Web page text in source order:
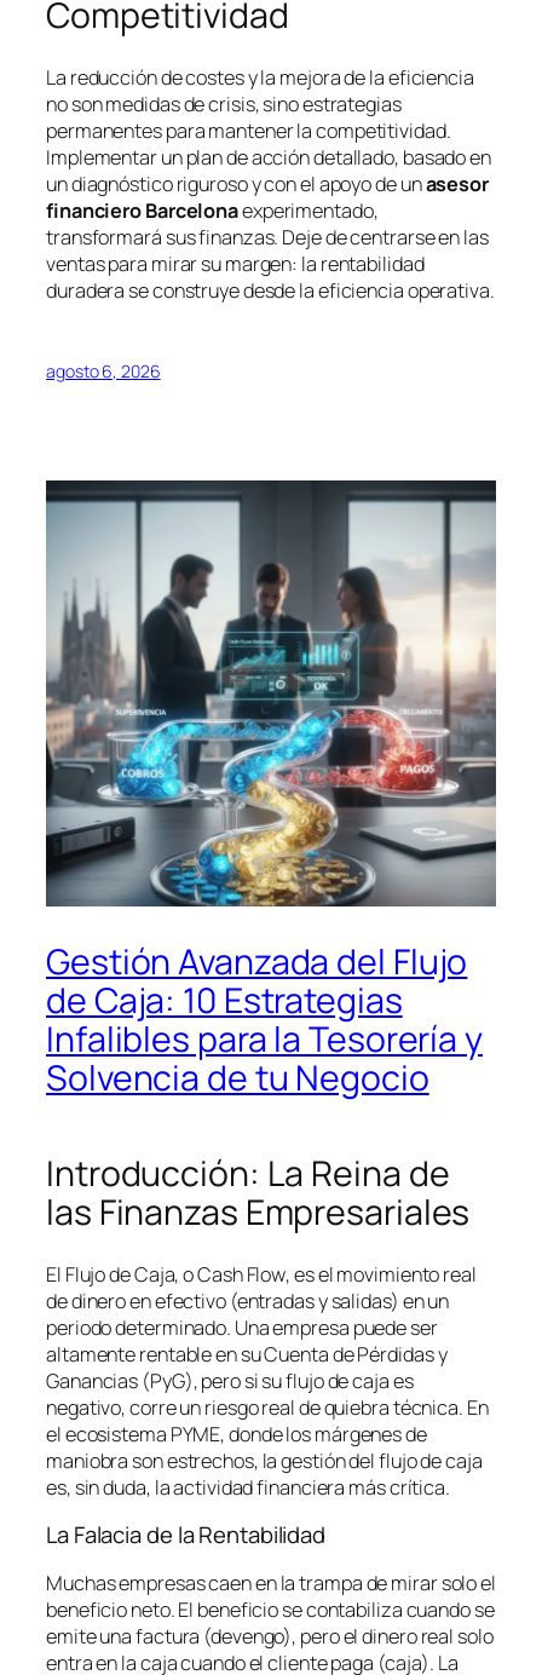
Competitividad
La reducción de costes y la mejora de la eficiencia
no son medidas de crisis, sino estrategias
permanentes para mantener la competitividad.
Implementar un plan de acción detallado, basado en
un diagnóstico riguroso y con el apoyo de unasesor
financiero Barcelonaexperimentado,
transformará sus finanzas. Deje de centrarse en las
ventas para mirar su margen: la rentabilidad
duradera se construye desde la eficiencia operativa.
agosto 6, 2026
Gestión Avanzada del Flujo
de Caja: 10 Estrategias
Infalibles para la Tesorería y
Solvencia de tu Negocio
Introducción: La Reina de
las Finanzas Empresariales
El Flujo de Caja, oCash Flow, es el movimiento real
de dinero en efectivo (entradas y salidas) en un
periodo determinado. Una empresa puede ser
altamente rentable en su Cuenta de Pérdidas y
Ganancias (PyG), pero si su flujo de caja es
negativo, corre un riesgo real de quiebra técnica. En
el ecosistema PYME, donde los márgenes de
maniobra son estrechos, la gestión del flujo de caja
es, sin duda, la actividad financiera más crítica.
La Falacia de la Rentabilidad
Muchas empresas caen en la trampa de mirar solo el
beneficio neto. El beneficio se contabiliza cuando se
emite una factura (devengo), pero el dinero real solo
entra en la caja cuando el cliente paga (caja). La